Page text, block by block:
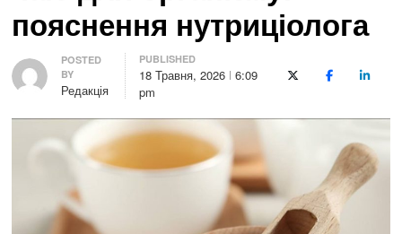
пояснення нутриціолога
Author
POSTED
BY
Редакція
PUBLISHED
18 Травня, 2026
6:09
pm
X (Twitter)Facebook